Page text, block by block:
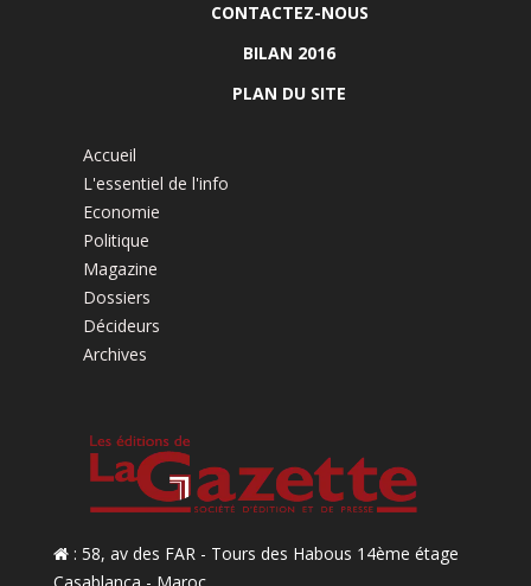
CONTACTEZ-NOUS
BILAN 2016
PLAN DU SITE
Accueil
L'essentiel de l'info
Economie
Politique
Magazine
Dossiers
Décideurs
Archives
: 58, av des FAR - Tours des Habous 14ème étage